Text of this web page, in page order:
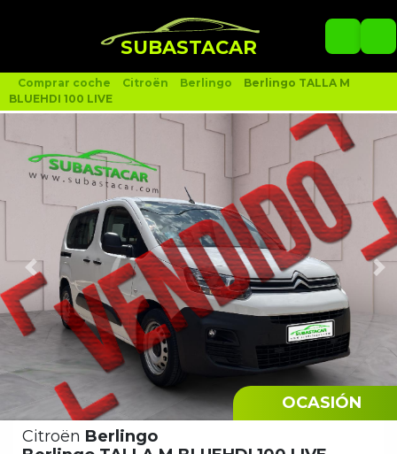
SUBASTACAR
Comprar coche Citroën Berlingo
Berlingo TALLA M
BLUEHDI 100 LIVE
OCASIÓN
siguiente
Citroën Berlingo